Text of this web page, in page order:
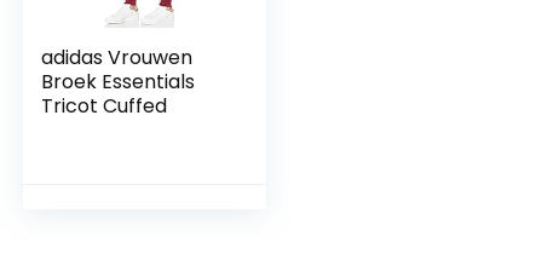
adidas Vrouwen
Broek Essentials
Tricot Cuffed